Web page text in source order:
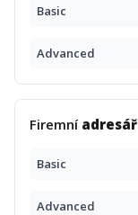
Basic
Advanced
Firemní adresář
Basic
Advanced